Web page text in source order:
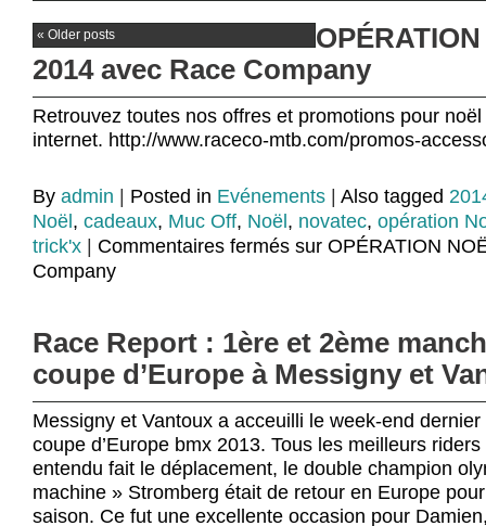
« Older posts
2014 avec Race Company
Retrouvez toutes nos offres et promotions pour
internet. http://www.raceco-mtb.com/promos-
By admin Posted in Evénements Also tagged
Noël , cadeaux, Muc Off, Noël , novatec, opération
trick'x
Commentaires fermés sur OPÉRATION
Company
Race Report : 1ère et 2ème
coupe d’Europe à Messigny et
Messigny et Vantoux a acceuilli le week-end dernier
coupe d’Europe bmx 2013. Tous les meilleurs
entendu fait le déplacement, le double champion
machine » Stromberg était de retour en Europe
saison. Ce fut une excellente occasion pour